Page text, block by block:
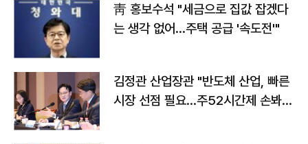
靑 홍보수석 "세금으로 집값 잡겠다
는 생각 없어…주택 공급 '속도전'"
김정관 산업장관 "반도체 산업, 빠른
시장 선점 필요…주52시간제 손봐